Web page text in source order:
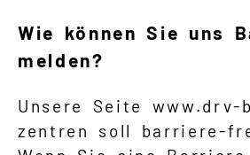
Wie können Sie uns
melden?
Unsere Seite www.drv-
zentren soll barriere-